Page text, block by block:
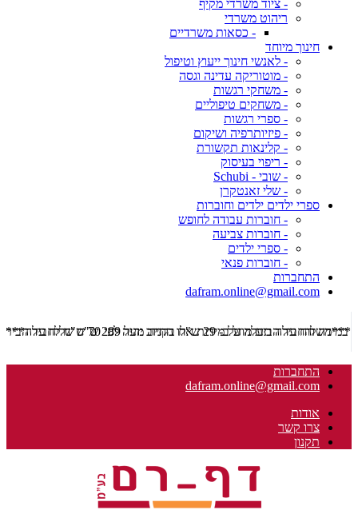
- ציוד משרדי מקיף
ריהוט משרדי
- כסאות משרדיים
חינוך מיוחד
- לאנשי חינוך ייעוץ וטיפול
- מוטוריקה עדינה וגסה
- משחקי רגשות
- משחקים טיפוליים
- ספרי רגשות
- פיזיותרפיה ושיקום
- קלינאות תקשורת
- ריפוי בעיסוק
- שובי - Schubi
- שלי זאנטקרן
ספרי ילדים ילדים וחוברות
- חוברות עבודה לחופש
- חוברות צביעה
- ספרי ילדים
- חוברות פנאי
התחברות
dafram.online@gmail.com
***משלוח עד הבית מוזל ב- 29 ש"ח בקניה מעל 289 ש"ח שליח עד הבית ***
התחברות
dafram.online@gmail.com
אודות
צרו קשר
תקנון